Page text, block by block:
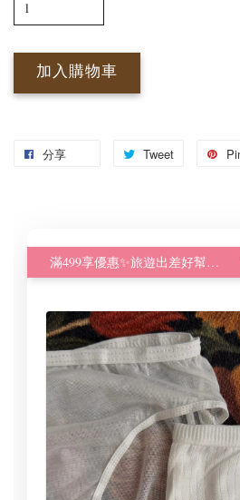
加入購物車
分享 Tweet
滿499享優惠✨旅遊出差好幫手體驗加購價